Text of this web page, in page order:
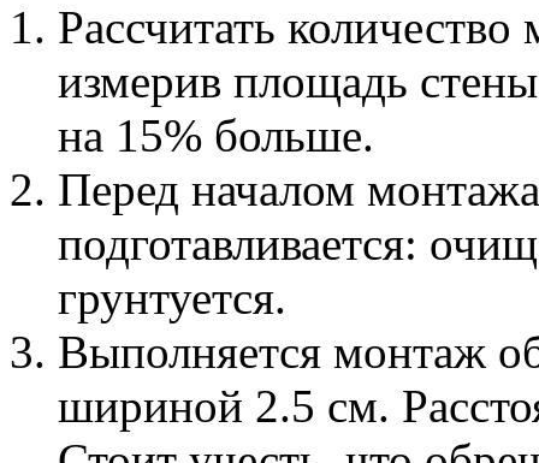
Рассчитать
измерив площадь
на 15% больше.
Перед началом
подготавливается:
грунтуется.
Выполняется монтаж
шириной 2.5 см.